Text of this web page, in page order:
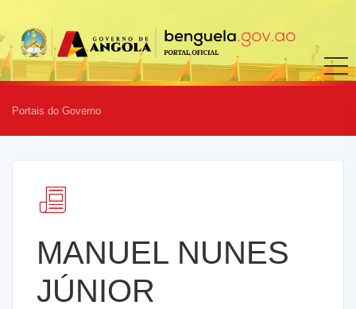
Portais do Governo
MANUEL NUNES
JÚNIOR